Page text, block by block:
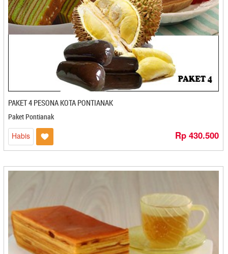
BPK ANAS
BreadNaku - Purwakarta
Bridechili - Bogor
Browcyl - Makasar
Brownie Holic - Bandung
BROWNIES AMANDA
Brownies Amanda - Bandung
Brownies Batu Bara - Balikpapan
Brownies Dheline - Bogor
Brownies Mante - Kendari
Bu Acih - Magelang
Bu Deddy's Keripik - Cilegon
Bu Luthfi - Mojokerto
Bu-Tjitro - Yogyakarta
Buavica Carica - Magelang
Budeddy's Keripik - Cilegon
Buk Kai - Padang
PAKET 4 PESONA KOTA PONTIANAK
Paket Pontianak
Habis Rp 430.500